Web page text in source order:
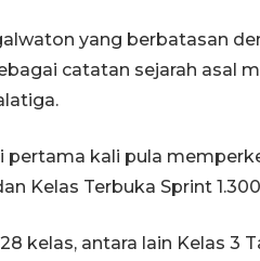
yang berbatasan
catatan sejarah asal
pertama kali pula
Kelas Terbuka Sprint
kelas, antara lain Kelas 3